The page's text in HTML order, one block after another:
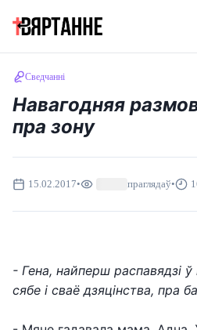
Сведчанні
Навагодняя
пра зону
15.02.2017• праглядаў•
- Гена, найперш распавядзі ў
сябе і сваё дзяцінства, пра